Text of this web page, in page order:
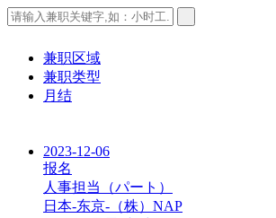
兼职区域
兼职类型
月结
2023-12-06
报名
人事担当（パート）
日本-东京-（株）NAP